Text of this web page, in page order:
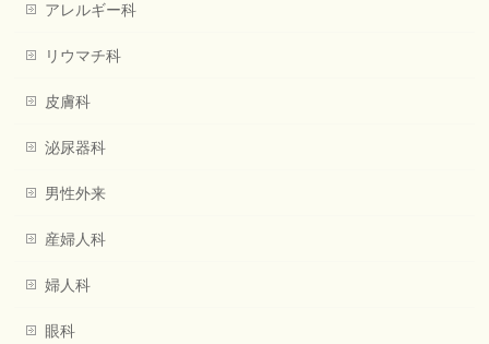
アレルギー科
リウマチ科
皮膚科
泌尿器科
男性外来
産婦人科
婦人科
眼科